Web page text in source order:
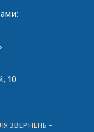
10
ЗВЕРНЕНЬ –